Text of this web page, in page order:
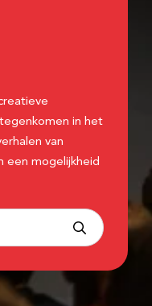
in het
van
een mogelijkheid